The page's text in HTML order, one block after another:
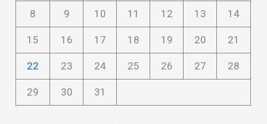
8 9 10 11 12 13 14
15 16 17 18 19 20 21
22 23 24 25 26 27 28
29 30 31